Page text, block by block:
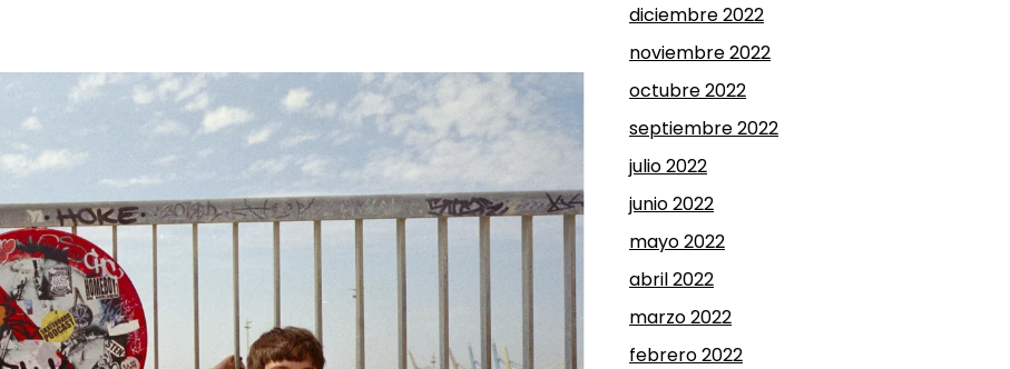
diciembre 2022
noviembre 2022
octubre 2022
septiembre 2022
julio 2022
junio 2022
mayo 2022
abril 2022
marzo 2022
febrero 2022